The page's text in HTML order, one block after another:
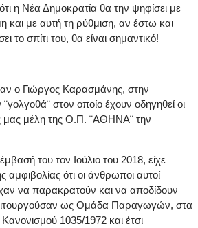
η Νέα Δημοκρατία θα την ψηφίσει με
και με αυτή τη ρύθμιση, αν έστω και
το σπίτι του, θα είναι σημαντικό!
ο Γιώργος Καρασμάνης, στην
στον οποίο έχουν οδηγηθεί οι
μας μέλη της Ο.Π. ¨ΑΘΗΝΑ¨ την
του τον Ιούλιο του 2018, είχε
αμφιβολίας ότι οι άνθρωποι αυτοί
να παρακρατούν και να αποδίδουν
ως Ομάδα Παραγωγών, στα
Κανονισμού 1035/1972 και έτσι